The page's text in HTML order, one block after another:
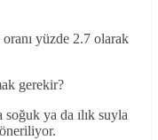
yüzde 2.7 olarak
gerekir?
soğuk ya da ılık suyla